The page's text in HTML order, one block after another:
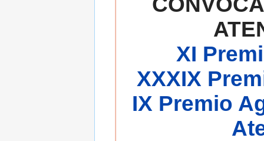
XI
XXXIX
IX Premio